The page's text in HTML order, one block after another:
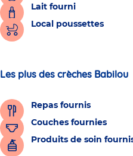
Lait fourni
Local poussettes
Les plus des crèches Babilou
Repas fournis
Couches fournies
Produits de soin